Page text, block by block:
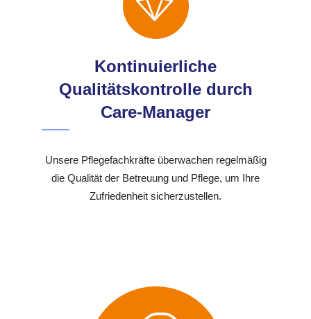
Kontinuierliche
Qualitätskontrolle durch
Care-Manager
Unsere Pflegefachkräfte überwachen regelmäßig
die Qualität der Betreuung und Pflege, um Ihre
Zufriedenheit sicherzustellen.